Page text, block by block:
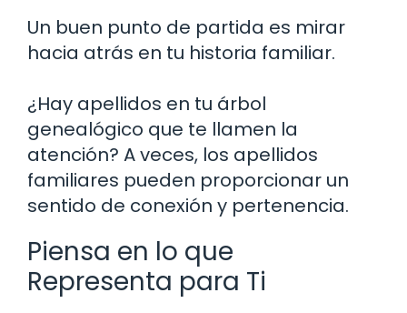
Un buen punto de partida es mirar
hacia atrás en tu historia familiar.
¿Hay apellidos en tu árbol
genealógico que te llamen la
atención? A veces, los apellidos
familiares pueden proporcionar un
sentido de conexión y pertenencia.
Piensa en lo que
Representa para Ti